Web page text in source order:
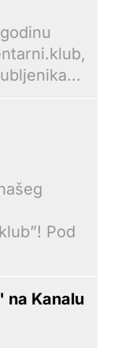
Pod
na Kanalu